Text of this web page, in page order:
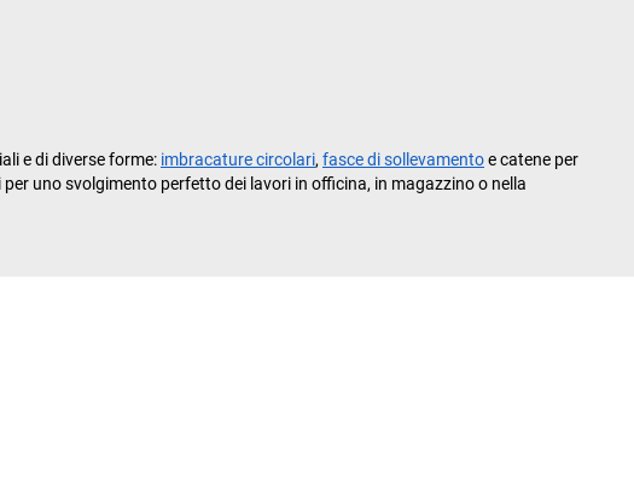
e di diverse forme: imbracature circolari, fasce di sollevamentoe catene per
uno svolgimento perfetto dei lavori in officina, in magazzino o nella